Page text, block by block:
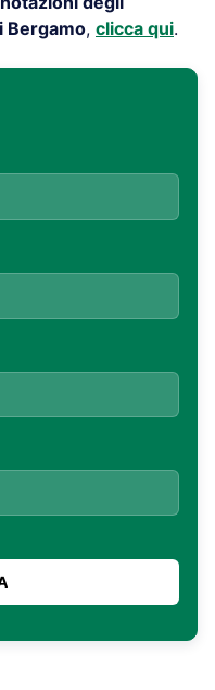
Bergamo, clicca qui.